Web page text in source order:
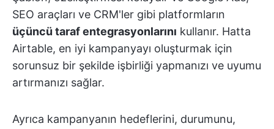
SEO araçları ve CRM'ler gibi platformların
üçüncü taraf entegrasyonlarını kullanır. Hatta
Airtable, en iyi kampanyayı oluşturmak için
sorunsuz bir şekilde işbirliği yapmanızı ve uyumu
artırmanızı sağlar.
Ayrıca kampanyanın hedeflerini, durumunu,